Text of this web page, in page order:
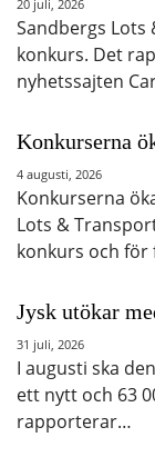
20 juli, 2026
Sandbergs
konkurs. Det
nyhetssajten
Konkurserna
4 augusti, 2026
Konkurserna
Lots &
konkurs och
Jysk utökar
31 juli, 2026
I augusti ska
ett nytt och 63
rapporterar…